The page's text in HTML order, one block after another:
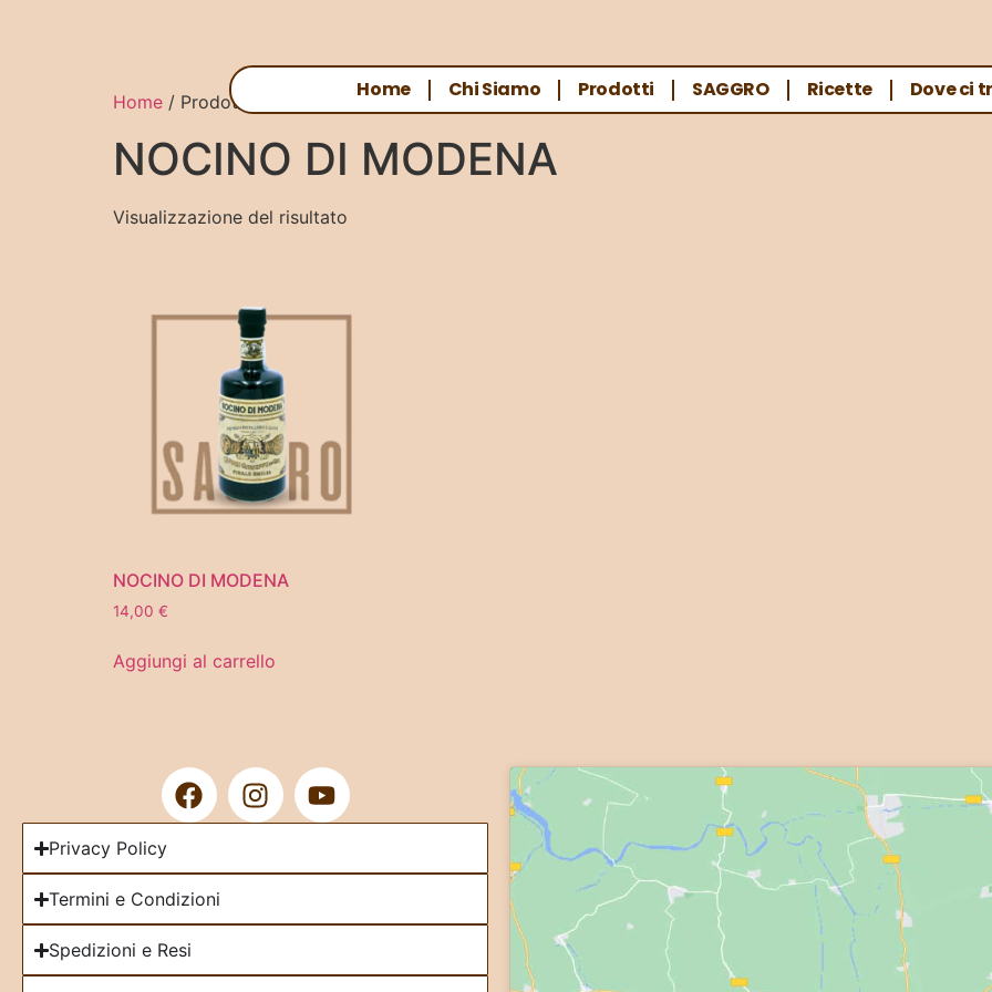
Home Chi Siamo Prodotti SAGGRO Ricette Dove ci
Home / Prodotti taggati “NOCINO DI MODENA”
NOCINO DI MODENA
Visualizzazione del risultato
NOCINO DI MODENA
14,00 €
Aggiungi al carrello
Privacy Policy
Termini e Condizioni
Spedizioni e Resi